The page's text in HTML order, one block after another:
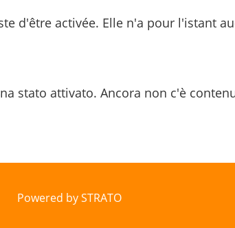
d'être activée. Elle n'a pour l'istant
stato attivato. Ancora non c'è
Powered by STRATO